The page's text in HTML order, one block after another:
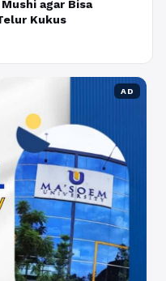
agar Bisa
Kukus
AD